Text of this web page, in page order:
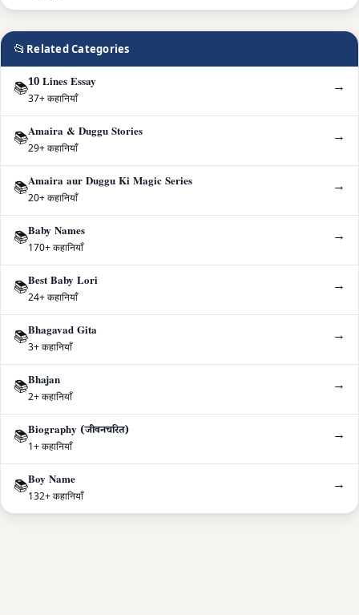
📂 Related Categories
📚10 Lines Essay
37+ कहानियाँ
→
📚Amaira & Duggu Stories
29+ कहानियाँ
→
📚Amaira aur Duggu Ki Magic Series
20+ कहानियाँ
→
📚Baby Names
170+ कहानियाँ
→
📚Best Baby Lori
24+ कहानियाँ
→
📚Bhagavad Gita
3+ कहानियाँ
→
📚Bhajan
2+ कहानियाँ
→
📚Biography (जीवनचरित)
1+ कहानियाँ
→
📚Boy Name
132+ कहानियाँ
→